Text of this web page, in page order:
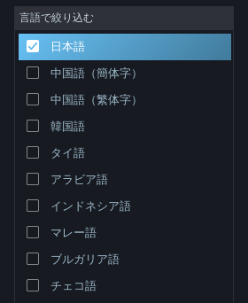
詳細
サポート
言語を変更
Steamモバイルアプリを入手
デスクトップウェブサイトを表示
言語で絞り込む
日本語
中国語（簡体字）
中国語（繁体字）
韓国語
タイ語
アラビア語
インドネシア語
マレー語
ブルガリア語
チェコ語
並べ替え 適合性
1件が検索に一致します。 個人設定に基づき、
しました。
人工知能のバグ：